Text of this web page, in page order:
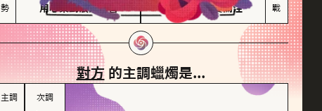
勢
用心策劃浪漫驚喜
感情中較需要關注
戰
對方的主調蠟燭是...
主調 次調